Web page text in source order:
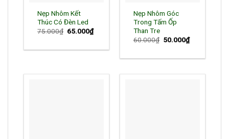
Nẹp Nhôm Kết
Thúc Có Đèn Led
75.000₫ Giá
75.000₫.
65.000₫Giá
hiện
là:
65.000₫.
Nẹp Nhôm Góc
Trong Tấm Ốp
Than Tre
60.000₫ Giá
60.000₫.
50.000₫Giá
hiện
là: